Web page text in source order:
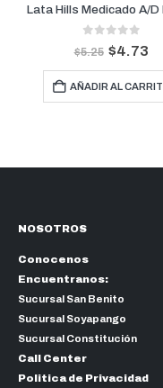
out of 5
5.25 $ 4.73
AÑADIR AL CARRITO
NOSOTROS
Conocenos
Encuentranos:
Sucursal San Benito
Sucursal Soyapango
Sucursal Constitución
Call Center
Politica de Privacidad